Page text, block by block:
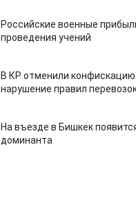
Российские военные
проведения учений
В КР отменили конфискацию
нарушение правил
На въезде в Бишкек
доминанта